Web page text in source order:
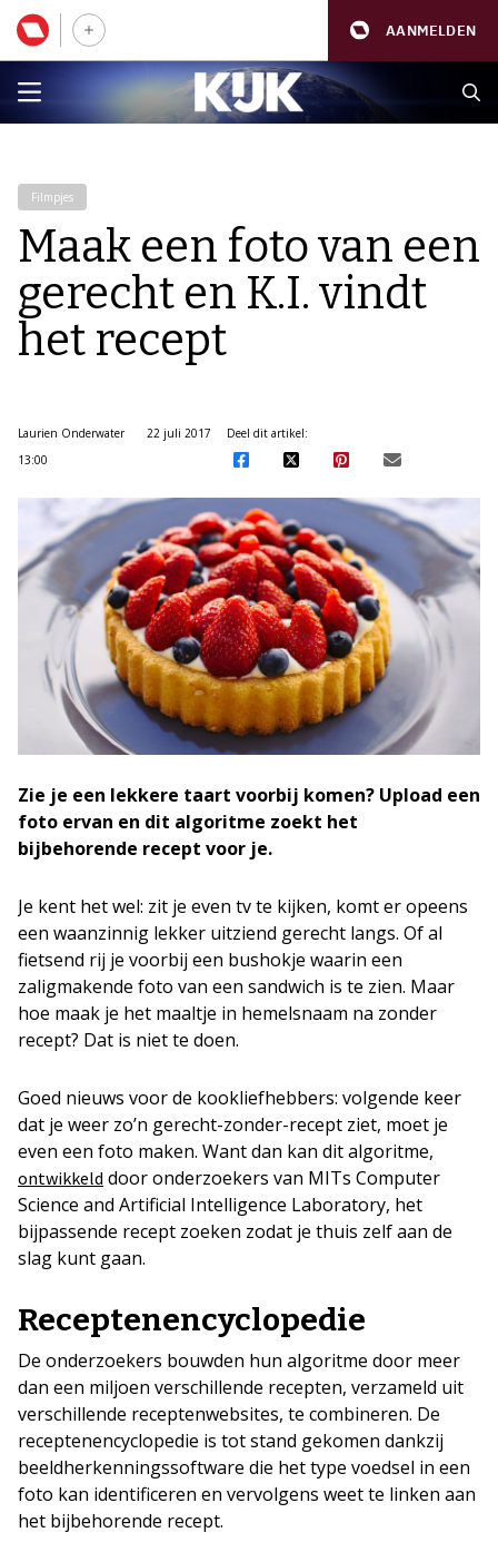
AANMELDEN
Filmpjes
Maak een foto van een
gerecht en K.I. vindt
het recept
Laurien Onderwater
22 juli 2017
13:00
Deel dit artikel:
Zie je een lekkere taart voorbij komen? Upload een
foto ervan en dit algoritme zoekt het
bijbehorende recept voor je.
Je kent het wel: zit je even tv te kijken, komt er opeens
een waanzinnig lekker uitziend gerecht langs. Of al
fietsend rij je voorbij een bushokje waarin een
zaligmakende foto van een sandwich is te zien. Maar
hoe maak je het maaltje in hemelsnaam na zonder
recept? Dat is niet te doen.
Goed nieuws voor de kookliefhebbers: volgende keer
dat je weer zo’n gerecht-zonder-recept ziet, moet je
even een foto maken. Want dan kan dit algoritme,
ontwikkeld door onderzoekers van MITs Computer
Science and Artificial Intelligence Laboratory, het
bijpassende recept zoeken zodat je thuis zelf aan de
slag kunt gaan.
Receptenencyclopedie
De onderzoekers bouwden hun algoritme door meer
dan een miljoen verschillende recepten, verzameld uit
verschillende receptenwebsites, te combineren. De
receptenencyclopedie is tot stand gekomen dankzij
beeldherkenningssoftware die het type voedsel in een
foto kan identificeren en vervolgens weet te linken aan
het bijbehorende recept.